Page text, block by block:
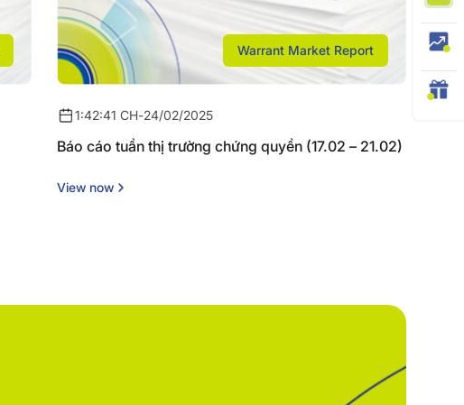
Warrant Market Report
1:42:41 CH-24/02/2025
Báo cáo tuần thị trường chứng quyền (17.02 – 21.02)
View now